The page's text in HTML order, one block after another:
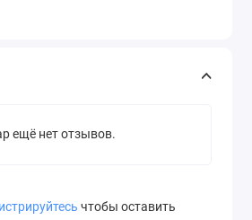
ещё нет отзывов.
чтобы оставить